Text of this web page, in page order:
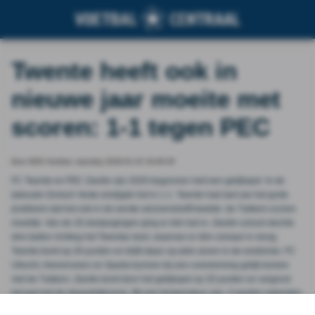
Twente heeft ook in
nieuwe jaar moeite met
scoren: 1-1 tegen PEC
het gat met de degradatiezone. Bij een temperatuur van -3 graden rekenden